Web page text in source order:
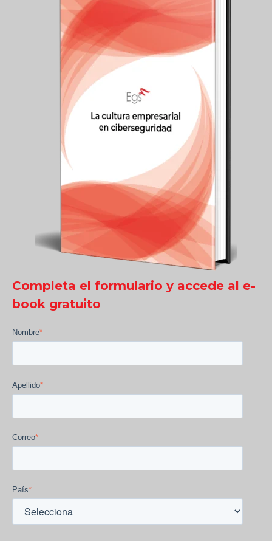
Completa el formulario y accede al e-
book gratuito
Nombre*
Apellido*
Correo*
País*